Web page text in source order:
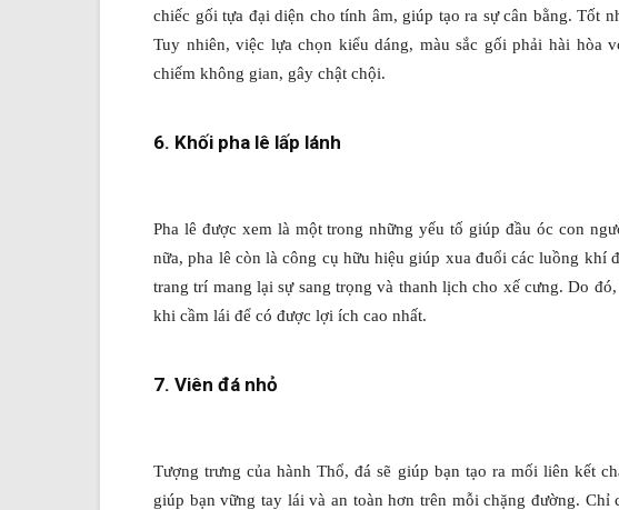
chiếc gối tựa đại diện cho tính âm, giúp tạo ra sự cân bằng. Tốt
Tuy nhiên, việc lựa chọn kiểu dáng, màu sắc gối phải hài hòa
chiếm không gian, gây chật chội.
6. Khối pha lê lấp lánh
Pha lê được xem là một trong những yếu tố giúp đầu óc con
nữa, pha lê còn là công cụ hữu hiệu giúp xua đuổi các luồng khí
trang trí mang lại sự sang trọng và thanh lịch cho xế cưng. Do
khi cầm lái để có được lợi ích cao nhất.
7. Viên đá nhỏ
Tượng trưng của hành Thổ, đá sẽ giúp bạn tạo ra mối liên kết
giúp bạn vững tay lái và an toàn hơn trên mỗi chặng đường.